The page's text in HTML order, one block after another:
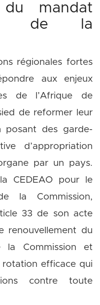
du mandat
de la
régionales fortes
aux enjeux
de l’Afrique de
de reformer leur
posant des garde-
d’appropriation
par un pays.
CEDEAO pour le
la Commission,
33 de son acte
renouvellement du
la Commission et
rotation efficace qui
contre toute